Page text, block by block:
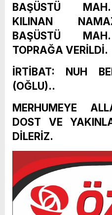
BAŞÜSTÜ
KILINAN
BAŞÜSTÜ
TOPRAĞA VERİLDİ.
İRTİBAT: NUH
(OĞLU)..
MERHUMEYE
DOST VE
DİLERİZ.